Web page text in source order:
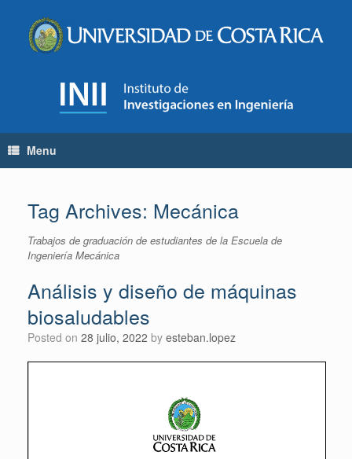
content
Menu
Tag Archives: Mecánica
Trabajos de graduación de estudiantes de la Escuela de
Ingeniería Mecánica
Análisis y diseño de máquinas
biosaludables
Posted on 28 julio, 2022 by esteban.lopez